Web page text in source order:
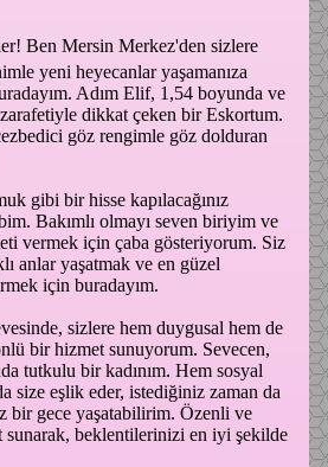
Ben Mersin Merkez'den sizlere
yeni heyecanlar yaşamanıza
Adım Elif, 1,54 boyunda ve
zarafetiyle dikkat çeken bir Eskortum.
göz rengimle göz dolduran
gibi bir hisse kapılacağınız
Bakımlı olmayı seven biriyim ve
vermek için çaba gösteriyorum. Siz
anlar yaşatmak ve en güzel
için buradayım.
sizlere hem duygusal hem de
bir hizmet sunuyorum. Sevecen,
tutkulu bir kadınım. Hem sosyal
size eşlik eder, istediğiniz zaman da
bir gece yaşatabilirim. Özenli ve
sunarak, beklentilerinizi en iyi şekilde